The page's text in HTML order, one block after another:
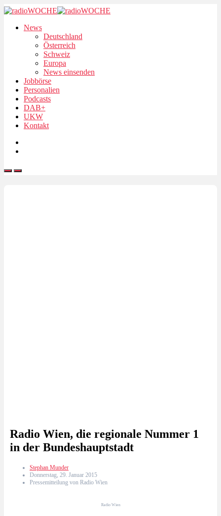
News
Deutschland
Österreich
Schweiz
Europa
News einsenden
Jobbörse
Personalien
Podcasts
DAB+
UKW
Kontakt
Radio Wien, die regionale Nummer 1
in der Bundeshauptstadt
Stephan Munder
Donnerstag, 29. Januar 2015
Pressemitteilung von Radio Wien
Radio Wien